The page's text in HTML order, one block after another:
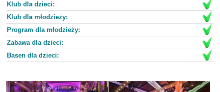
Klub dla dzieci:
Klub dla młodzieży:
Program dla młodzieży:
Zabawa dla dzieci:
Basen dla dzieci: